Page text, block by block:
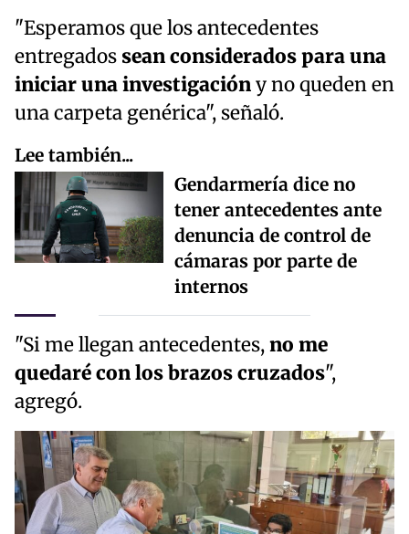
"Esperamos que los antecedentes
entregados sean considerados para una
iniciar una investigacióny no queden en
una carpeta genérica", señaló.
Lee también...
Gendarmería dice no
tener antecedentes ante
denuncia de control de
cámaras por parte de
internos
"Si me llegan antecedentes,no me
quedaré con los brazos cruzados",
agregó.